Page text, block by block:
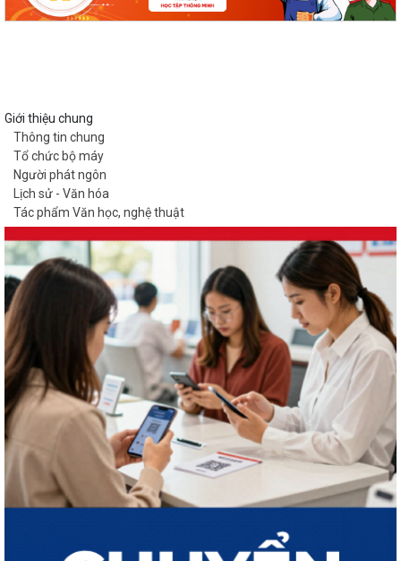
Giới thiệu chung
Thông tin chung
Tổ chức bộ máy
Người phát ngôn
Lịch sử - Văn hóa
Tác phẩm Văn học, nghệ thuật